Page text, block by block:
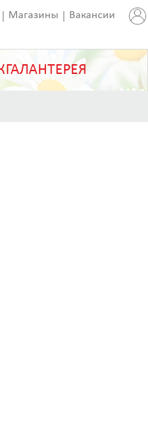
Магазины Вакансии